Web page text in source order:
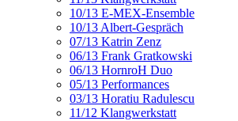
10/13 E-MEX-Ensemble
10/13 Albert-Gespräch
07/13 Katrin Zenz
06/13 Frank Gratkowski
06/13 HornroH Duo
05/13 Performances
03/13 Horatiu Radulescu
11/12 Klangwerkstatt